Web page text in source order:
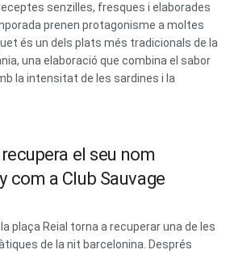
senzilles, fresques i elaborades
prenen protagonisme a moltes
és un dels plats més tradicionals de la
una elaboració que combina el sabor
la intensitat de les sardines i la
el seu nom
com a Club Sauvage
plaça Reial torna a recuperar una de les
de la nit barcelonina. Després